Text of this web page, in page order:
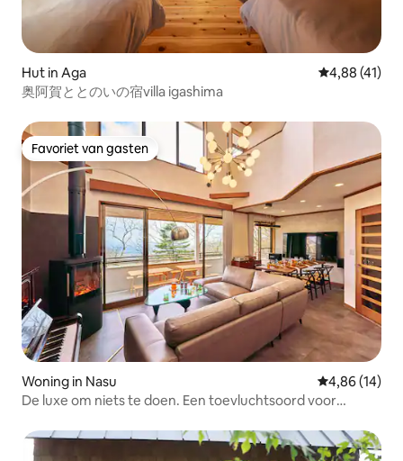
Hut in Aga Gemiddelde
4,88 (41)
奥阿賀ととのいの宿villa igashima
Favoriet van gasten
Favoriet van gasten
Woning in Nasu Gemiddelde
4,86 (14)
De luxe om niets te doen. Een toevluchtsoord voor
natuurlijke warmwaterbron en een houtkachel die rook
afgeeft / 3 slaapkamers, 12 bedden